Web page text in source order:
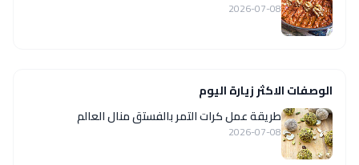
2026-07-08
الوصفات الاكثر زيارة اليوم
طريقة عمل كرات التمر بالفستق منال العالم
2026-07-08